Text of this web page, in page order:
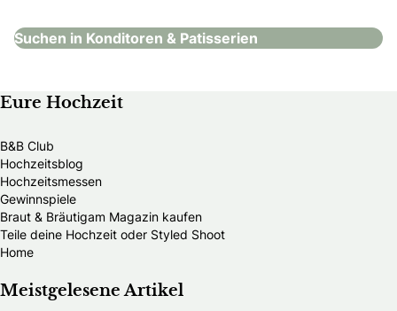
Suchen in Konditoren & Patisserien
Eure Hochzeit
B&B Club
Hochzeitsblog
Hochzeitsmessen
Gewinnspiele
Braut & Bräutigam Magazin kaufen
Teile deine Hochzeit oder Styled Shoot
Home
Meistgelesene Artikel